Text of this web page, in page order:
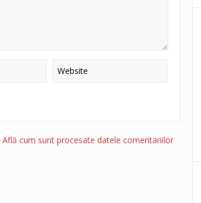
Află cum sunt procesate datele comentariilor